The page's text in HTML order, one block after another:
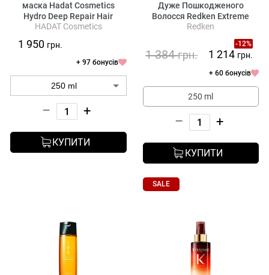
маска Hadat Cosmetics
Hydro Deep Repair Hair
HADAT Cosmetics
1 950 грн.
+ 97 бонусів
– +
КУПИТИ
Дуже Пошкодженого
Волосся Redken Extreme
Anti-Snap Leave-in Treatment
Redken
-12%
1 384грн. 1 214 грн.
+ 60 бонусів
250 ml
– +
КУПИТИ
SALE